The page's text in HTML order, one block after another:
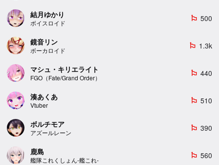
結月ゆかり
ボイスロイド
emoji_flags 500
鏡音リン
ボーカロイド
emoji_flags 1.3k
マシュ・キリエライト
FGO（Fate/Grand Order）
emoji_flags 440
湊あくあ
Vtuber
emoji_flags 510
ボルチモア
アズールレーン
emoji_flags 390
鹿島
艦隊これくしょん-艦これ-
emoji_flags 560